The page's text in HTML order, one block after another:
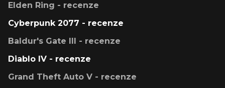
Elden Ring - recenze
Cyberpunk 2077 - recenze
Baldur's Gate III - recenze
Diablo IV - recenze
Grand Theft Auto V - recenze